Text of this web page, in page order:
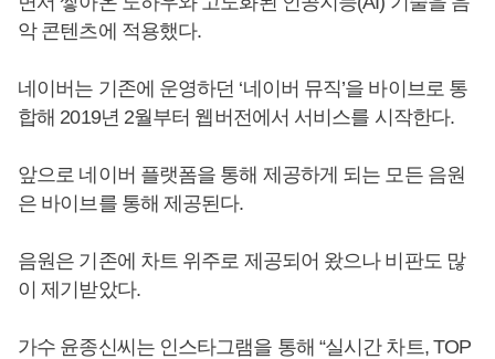
악 콘텐츠에 적용했다.
네이버는 기존에 운영하던 ‘네이버 뮤직’을 바이브로 통
합해 2019년 2월부터 웹버전에서 서비스를 시작한다.
앞으로 네이버 플랫폼을 통해 제공하게 되는 모든 음원
은 바이브를 통해 제공된다.
음원은 기존에 차트 위주로 제공되어 왔으나 비판도 많
이 제기받았다.
가수 윤종신씨는 인스타그램을 통해 “실시간 차트, TOP